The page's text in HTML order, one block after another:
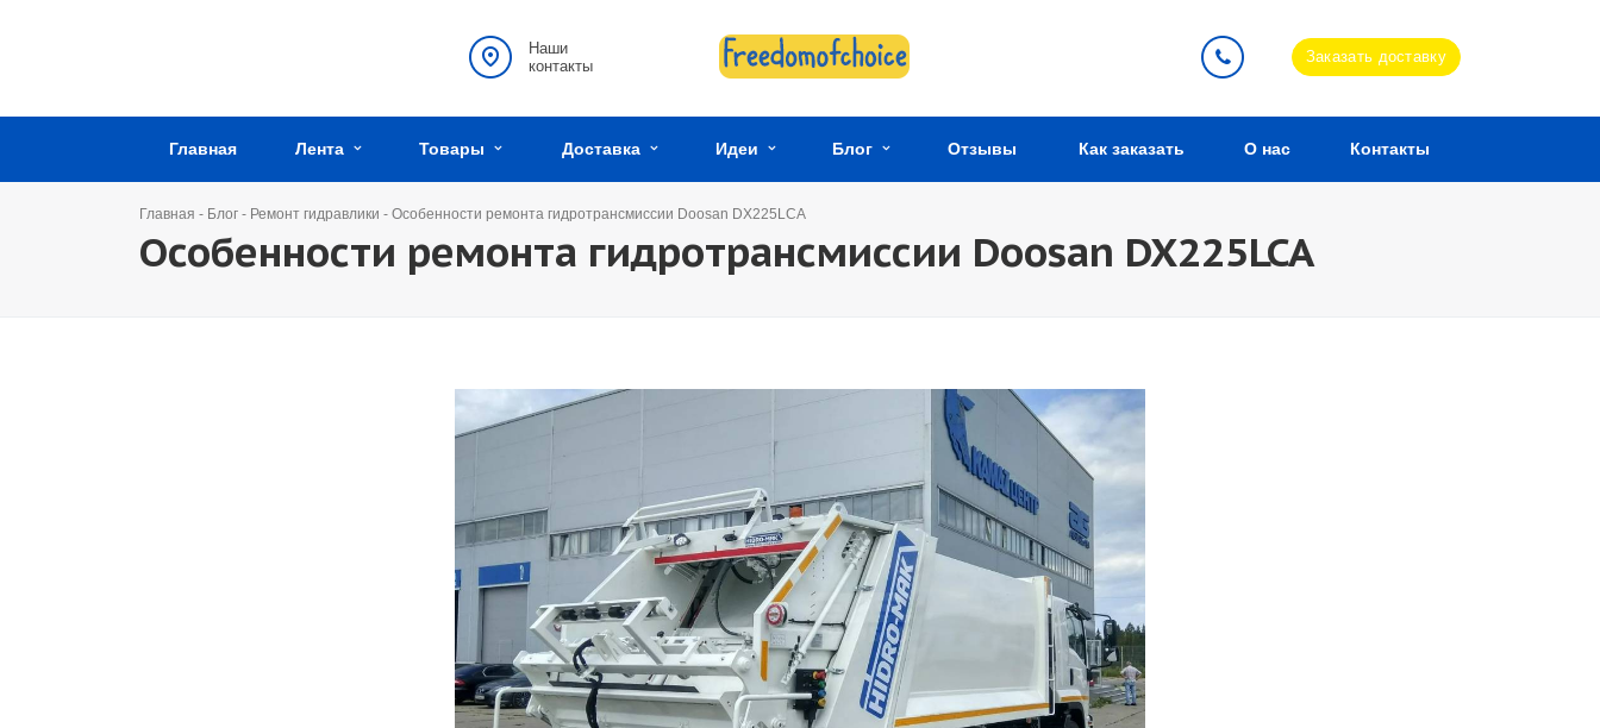
Наши
контакты
Заказать доставку
Главная Лента Товары Доставка Идеи Блог Отзывы Как заказать О нас Контакты
Главная - Блог - Ремонт гидравлики - Особенности ремонта гидротрансмиссии Doosan DX225LCA
Особенности ремонта гидротрансмиссии Doosan DX225LCA